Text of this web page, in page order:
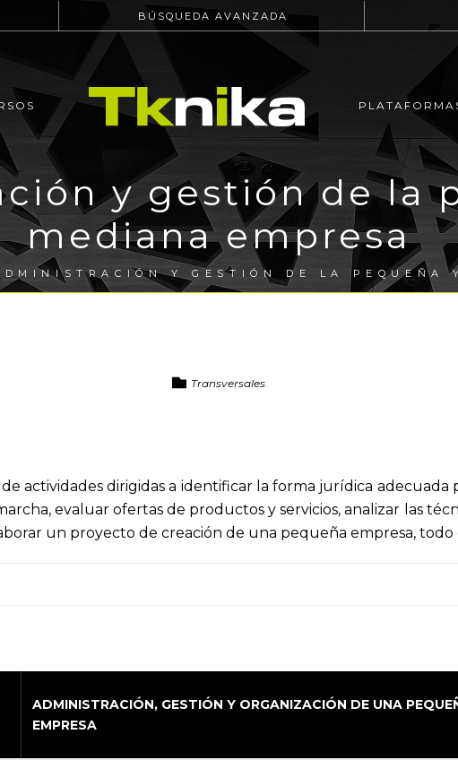
BÚSQUEDA AVANZADA
y gestión de la
mediana empresa
Y GESTIÓN DE LA PEQUEÑA
Transversales
actividades dirigidas a identificar la forma jurídica adecuada
evaluar ofertas de productos y servicios, analizar las
un proyecto de creación de una pequeña empresa,
ADMINISTRACIÓN, GESTIÓN Y ORGANIZACIÓN DE UNA
EMPRESA